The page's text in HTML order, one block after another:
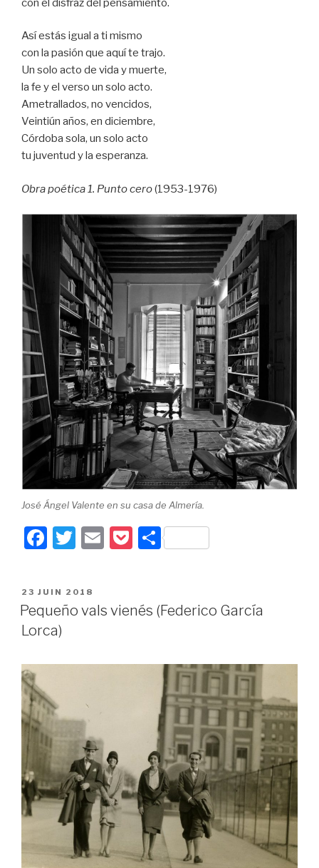
con el disfraz del pensamiento.
Así estás igual a ti mismo
con la pasión que aquí te trajo.
Un solo acto de vida y muerte,
la fe y el verso un solo acto.
Ametrallados, no vencidos,
Veintiún años, en diciembre,
Córdoba sola, un solo acto
tu juventud y la esperanza.
Obra poética 1. Punto cero(1953-1976)
José Ángel Valente en su casa de Almería.
F
c
e
b
k
T
tt
er
E
P
k
P
g
PUBLIÉ
LE
23 JUIN 2018
Pequeño vals vienés (Federico García
Lorca)